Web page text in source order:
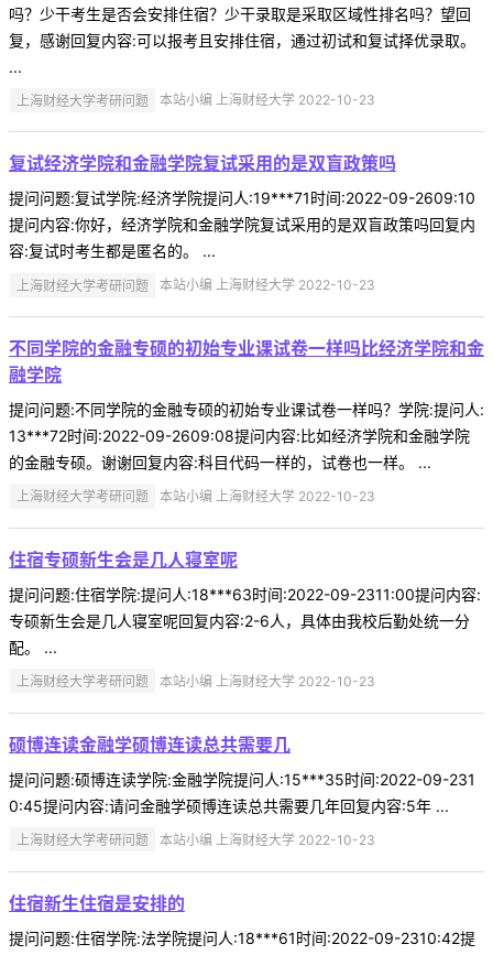
吗？少干考生是否会安排住宿？少干录取是采取区域性排名吗？望回
复，感谢回复内容:可以报考且安排住宿，通过初试和复试择优录取。
...
上海财经大学考研问题 本站小编 上海财经大学 2022-10-23
复试经济学院和金融学院复试采用的是双盲政策吗
提问问题:复试学院:经济学院提问人:19***71时间:2022-09-2609:10
提问内容:你好，经济学院和金融学院复试采用的是双盲政策吗回复内
容:复试时考生都是匿名的。 ...
上海财经大学考研问题 本站小编 上海财经大学 2022-10-23
不同学院的金融专硕的初始专业课试卷一样吗比经济学院和金
融学院
提问问题:不同学院的金融专硕的初始专业课试卷一样吗？学院:提问人:
13***72时间:2022-09-2609:08提问内容:比如经济学院和金融学院
的金融专硕。谢谢回复内容:科目代码一样的，试卷也一样。 ...
上海财经大学考研问题 本站小编 上海财经大学 2022-10-23
住宿专硕新生会是几人寝室呢
提问问题:住宿学院:提问人:18***63时间:2022-09-2311:00提问内容:
专硕新生会是几人寝室呢回复内容:2-6人，具体由我校后勤处统一分
配。 ...
上海财经大学考研问题 本站小编 上海财经大学 2022-10-23
硕博连读金融学硕博连读总共需要几
提问问题:硕博连读学院:金融学院提问人:15***35时间:2022-09-231
0:45提问内容:请问金融学硕博连读总共需要几年回复内容:5年 ...
上海财经大学考研问题 本站小编 上海财经大学 2022-10-23
住宿新生住宿是安排的
提问问题:住宿学院:法学院提问人:18***61时间:2022-09-2310:42提